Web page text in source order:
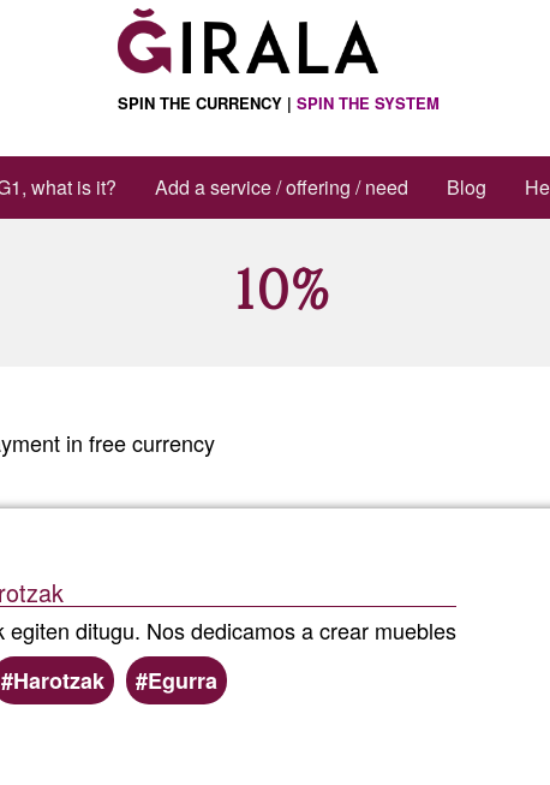
SPIN THE CURRENCY |SPIN THE SYSTEM
what is it? Add a service / offering / need Blog
10%
in free currency
egiten ditugu. Nos dedicamos a crear muebles
Harotzak Egurra